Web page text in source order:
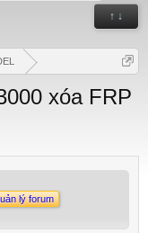
↑ ↓
xóa FRP
lý forum